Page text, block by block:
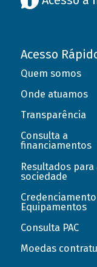
Acesso
Quem somos
Onde atuamos
Transparência
Consulta a
financiamentos
Resultados para
sociedade
Equipamentos
Consulta PAC
Moedas